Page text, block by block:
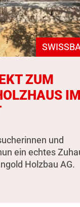
ZUM
und
ein echtes
Holzbau AG.